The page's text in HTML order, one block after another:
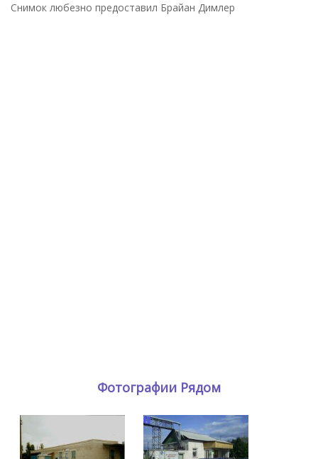
Снимок любезно предоставил Брайан Димлер
Фотографии Рядом